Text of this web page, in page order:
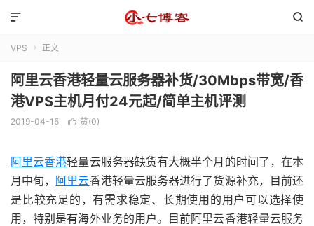


VPS  正文
阿里云香港轻量云服务器补货/30Mbps带宽/香
港VPS主机月付24元起/简单主机评测
2019-04-15  赞(0)
阿里云香港轻量云服务器缺货有大概半个月的时间了，在本
月中旬， 阿里云香港轻量云服务器进行了货源补充，目前还
是比较充足的，有需求稳定、长期使用的用户可以选择使
用，特别是有海外业务的用户。目前阿里云香港轻量云服务